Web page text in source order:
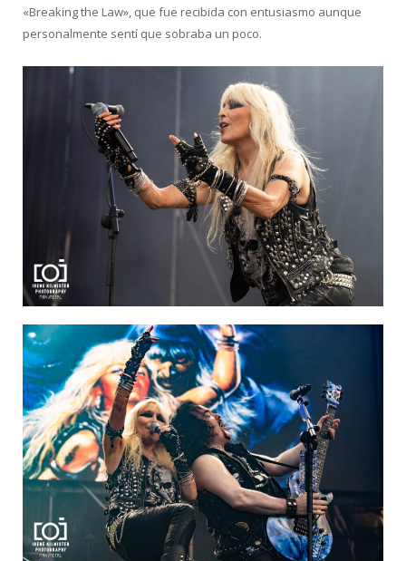
«Breaking the Law», que fue recibida con entusiasmo aunque
personalmente sentí que sobraba un poco.